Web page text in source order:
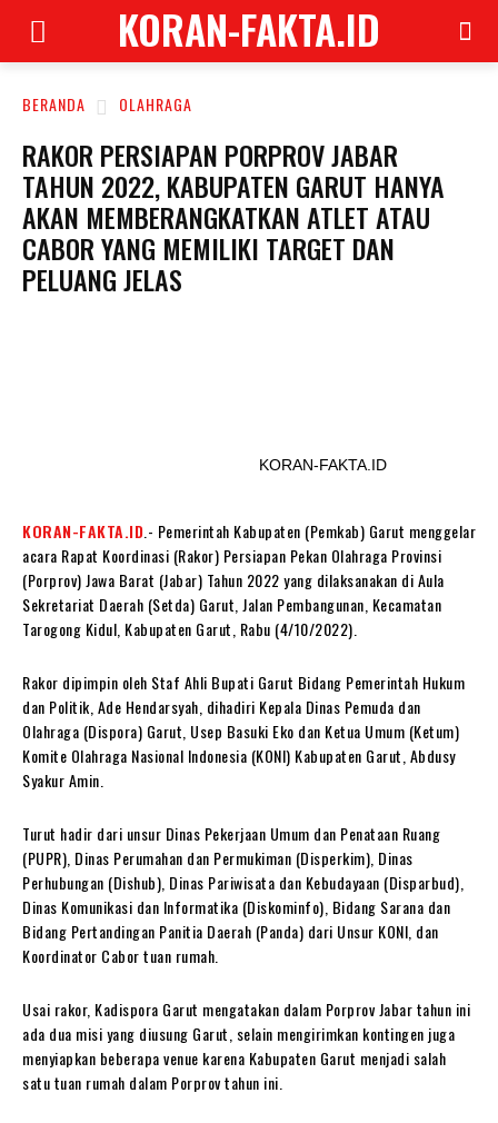
KORAN-FAKTA.ID
BERANDA OLAHRAGA
RAKOR PERSIAPAN PORPROV JABAR
TAHUN 2022, KABUPATEN GARUT HANYA
AKAN MEMBERANGKATKAN ATLET ATAU
CABOR YANG MEMILIKI TARGET DAN
PELUANG JELAS
KORAN-FAKTA.ID
KORAN-FAKTA.ID .- Pemerintah Kabupaten (Pemkab) Garut menggelar
acara Rapat Koordinasi (Rakor) Persiapan Pekan Olahraga Provinsi
(Porprov) Jawa Barat (Jabar) Tahun 2022 yang dilaksanakan di Aula
Sekretariat Daerah (Setda) Garut, Jalan Pembangunan, Kecamatan
Tarogong Kidul, Kabupaten Garut, Rabu (4/10/2022).
Rakor dipimpin oleh Staf Ahli Bupati Garut Bidang Pemerintah Hukum
dan Politik, Ade Hendarsyah, dihadiri Kepala Dinas Pemuda dan
Olahraga (Dispora) Garut, Usep Basuki Eko dan Ketua Umum (Ketum)
Komite Olahraga Nasional Indonesia (KONI) Kabupaten Garut, Abdusy
Syakur Amin.
Turut hadir dari unsur Dinas Pekerjaan Umum dan Penataan Ruang
(PUPR), Dinas Perumahan dan Permukiman (Disperkim), Dinas
Perhubungan (Dishub), Dinas Pariwisata dan Kebudayaan (Disparbud),
Dinas Komunikasi dan Informatika (Diskominfo), Bidang Sarana dan
Bidang Pertandingan Panitia Daerah (Panda) dari Unsur KONI, dan
Koordinator Cabor tuan rumah.
Usai rakor, Kadispora Garut mengatakan dalam Porprov Jabar tahun ini
ada dua misi yang diusung Garut, selain mengirimkan kontingen juga
menyiapkan beberapa venue karena Kabupaten Garut menjadi salah
satu tuan rumah dalam Porprov tahun ini.